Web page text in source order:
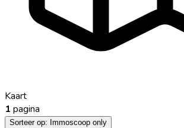
Kaart
1 pagina
Sorteer op: Immoscoop only